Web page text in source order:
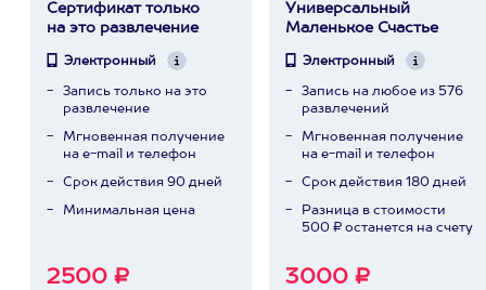
Сертификат только
на это развлечение
Электронный
Запись только на это
развлечение
Мгновенная получение
на e-mail и телефон
Срок действия 90 дней
Минимальная цена
2500 ₽
Универсальный
Маленькое Счастье
Электронный
Запись на любое из 576
развлечений
Мгновенная получение
на e-mail и телефон
Срок действия 180 дней
Разница в стоимости
500 ₽ останется на счету
3000 ₽